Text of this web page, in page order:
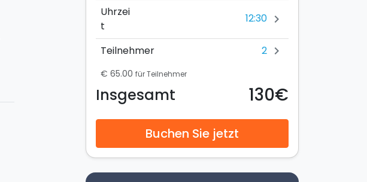
Uhrzei
t
12:30 chevron_right
Teilnehmer 2 chevron_right
€ 65.00 für Teilnehmer
Insgesamt 130€
Buchen Sie jetzt